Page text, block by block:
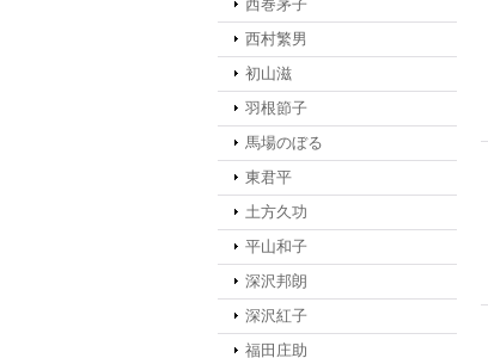
西巻茅子
西村繁男
初山滋
羽根節子
馬場のぼる
東君平
土方久功
平山和子
深沢邦朗
深沢紅子
福田庄助